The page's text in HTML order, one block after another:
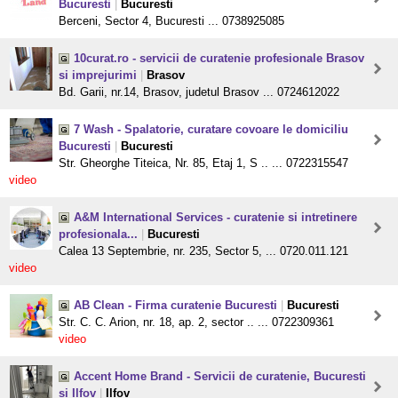
Bucuresti
Bucuresti
Berceni, Sector 4, Bucuresti ... 0738925085
10curat.ro - servicii de curatenie profesionale Brasov
si imprejurimi
Brasov
Bd. Garii, nr.14, Brasov, judetul Brasov ... 0724612022
7 Wash - Spalatorie, curatare covoare le domiciliu
Bucuresti
Bucuresti
Str. Gheorghe Titeica, Nr. 85, Etaj 1, S .. ... 0722315547
video
A&M International Services - curatenie si intretinere
profesionala...
Bucuresti
Calea 13 Septembrie, nr. 235, Sector 5, ... 0720.011.121
video
AB Clean - Firma curatenie Bucuresti
Bucuresti
Str. C. C. Arion, nr. 18, ap. 2, sector .. ... 0722309361
video
Accent Home Brand - Servicii de curatenie, Bucuresti
si Ilfov
Ilfov